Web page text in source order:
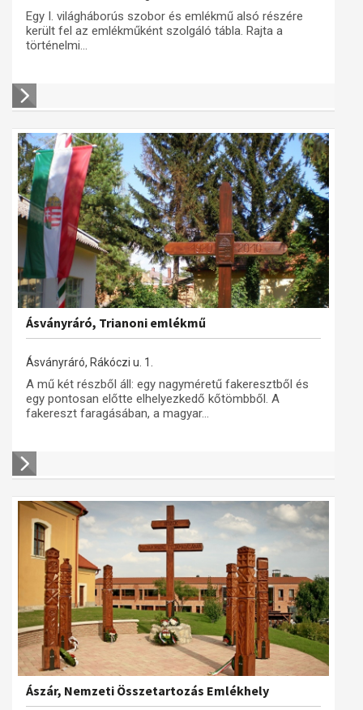
Egy I. világháborús szobor és emlékmű alsó részére
került fel az emlékműként szolgáló tábla. Rajta a
történelmi...
Ásványráró, Trianoni emlékmű
Ásványráró, Rákóczi u. 1.
A mű két részből áll: egy nagyméretű fakeresztből és
egy pontosan előtte elhelyezkedő kőtömbből. A
fakereszt faragásában, a magyar...
Ászár, Nemzeti Összetartozás Emlékhely